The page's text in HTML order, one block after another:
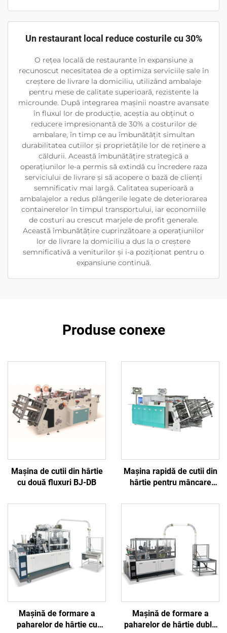
Un restaurant local reduce costurile cu 30%
O rețea locală de restaurante în expansiune a
recunoscut necesitatea de a optimiza serviciile sale în
creștere de livrare la domiciliu, utilizând ambalaje
pentru mese de calitate superioară, rezistente la
microunde. După integrarea mașinii noastre avansate
în fluxul lor de producție, aceștia au obținut o
reducere impresionantă de 30% a costurilor de
ambalare, în timp ce au îmbunătățit simultan
durabilitatea cutiilor și proprietățile lor de reținere a
căldurii. Această îmbunătățire strategică a
operațiunilor le-a permis să extindă cu încredere raza
serviciului de livrare și să acopere o bază de clienți
semnificativ mai largă. Calitatea superioară a
ambalajelor a redus plângerile legate de deteriorarea
containerelor în timpul transportului, iar economiile
de costuri au crescut marjele de profit generale.
Această îmbunătățire cuprinzătoare a operațiunilor
lor de livrare la domiciliu a dus la o creștere
semnificativă a veniturilor și i-a poziționat pentru o
expansiune continuă.
Produse conexe
Mașina de cutii din hârtie
cu două fluxuri BJ-DB
Mașina rapidă de cutii din
hârtie pentru mâncare
DB
Mașină de formare a
paharelor de hârtie cu
Mașină de formare a
paharelor de hârtie dublu